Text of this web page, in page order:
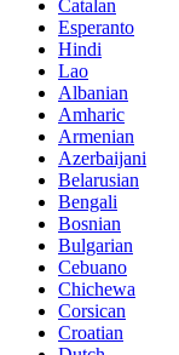
Catalan
Esperanto
Hindi
Lao
Albanian
Amharic
Armenian
Azerbaijani
Belarusian
Bengali
Bosnian
Bulgarian
Cebuano
Chichewa
Corsican
Croatian